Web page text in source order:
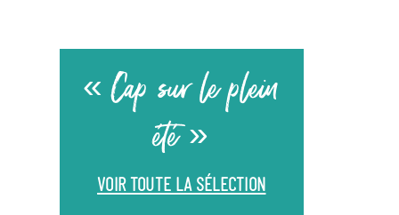
« Cap sur le plein
été »
VOIR TOUTE LA SÉLECTION